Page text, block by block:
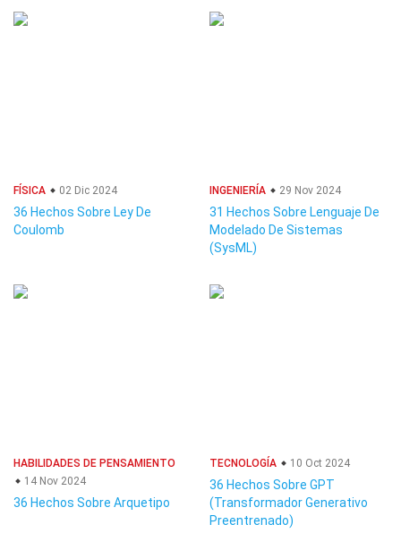
FÍSICA 02 Dic 2024
36 Hechos Sobre Ley De
Coulomb
INGENIERÍA 29 Nov 2024
31 Hechos Sobre Lenguaje De
Modelado De Sistemas
(SysML)
HABILIDADES DE PENSAMIENTO
14 Nov 2024
36 Hechos Sobre Arquetipo
TECNOLOGÍA 10 Oct 2024
36 Hechos Sobre GPT
(Transformador Generativo
Preentrenado)